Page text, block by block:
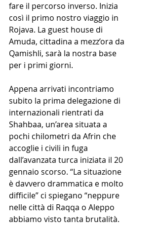
fare il percorso inverso. Inizia
così il primo nostro viaggio in
Rojava. La guest house di
Amuda, cittadina a mezz’ora da
Qamishli, sarà la nostra base
per i primi giorni.
Appena arrivati incontriamo
subito la prima delegazione di
internazionali rientrati da
Shahbaa, un’area situata a
pochi chilometri da Afrin che
accoglie i civili in fuga
dall’avanzata turca iniziata il 20
gennaio scorso. “La situazione
è davvero drammatica e molto
difficile” ci spiegano “neppure
nelle città di Raqqa o Aleppo
abbiamo visto tanta brutalità.